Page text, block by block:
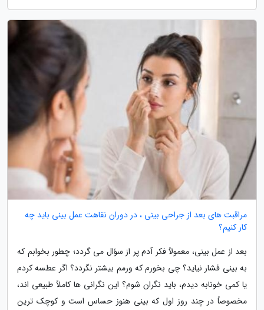
مراقبت های بعد از جراحی بینی ، در دوران نقاهت عمل بینی باید چه
کار کنیم؟
بعد از عمل بینی، معمولاً فکر آدم پر از سؤال می گردد؛ چطور بخوابم که
به بینی فشار نیاید؟ چی بخورم که ورمم بیشتر نگردد؟ اگر عطسه کردم
یا کمی خونابه دیدم، باید نگران شوم؟ این نگرانی ها کاملاً طبیعی اند،
مخصوصاً در چند روز اول که بینی هنوز حساس است و کوچک ترین